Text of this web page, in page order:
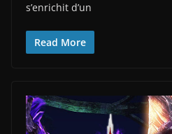
s’enrichit d’un
Read More